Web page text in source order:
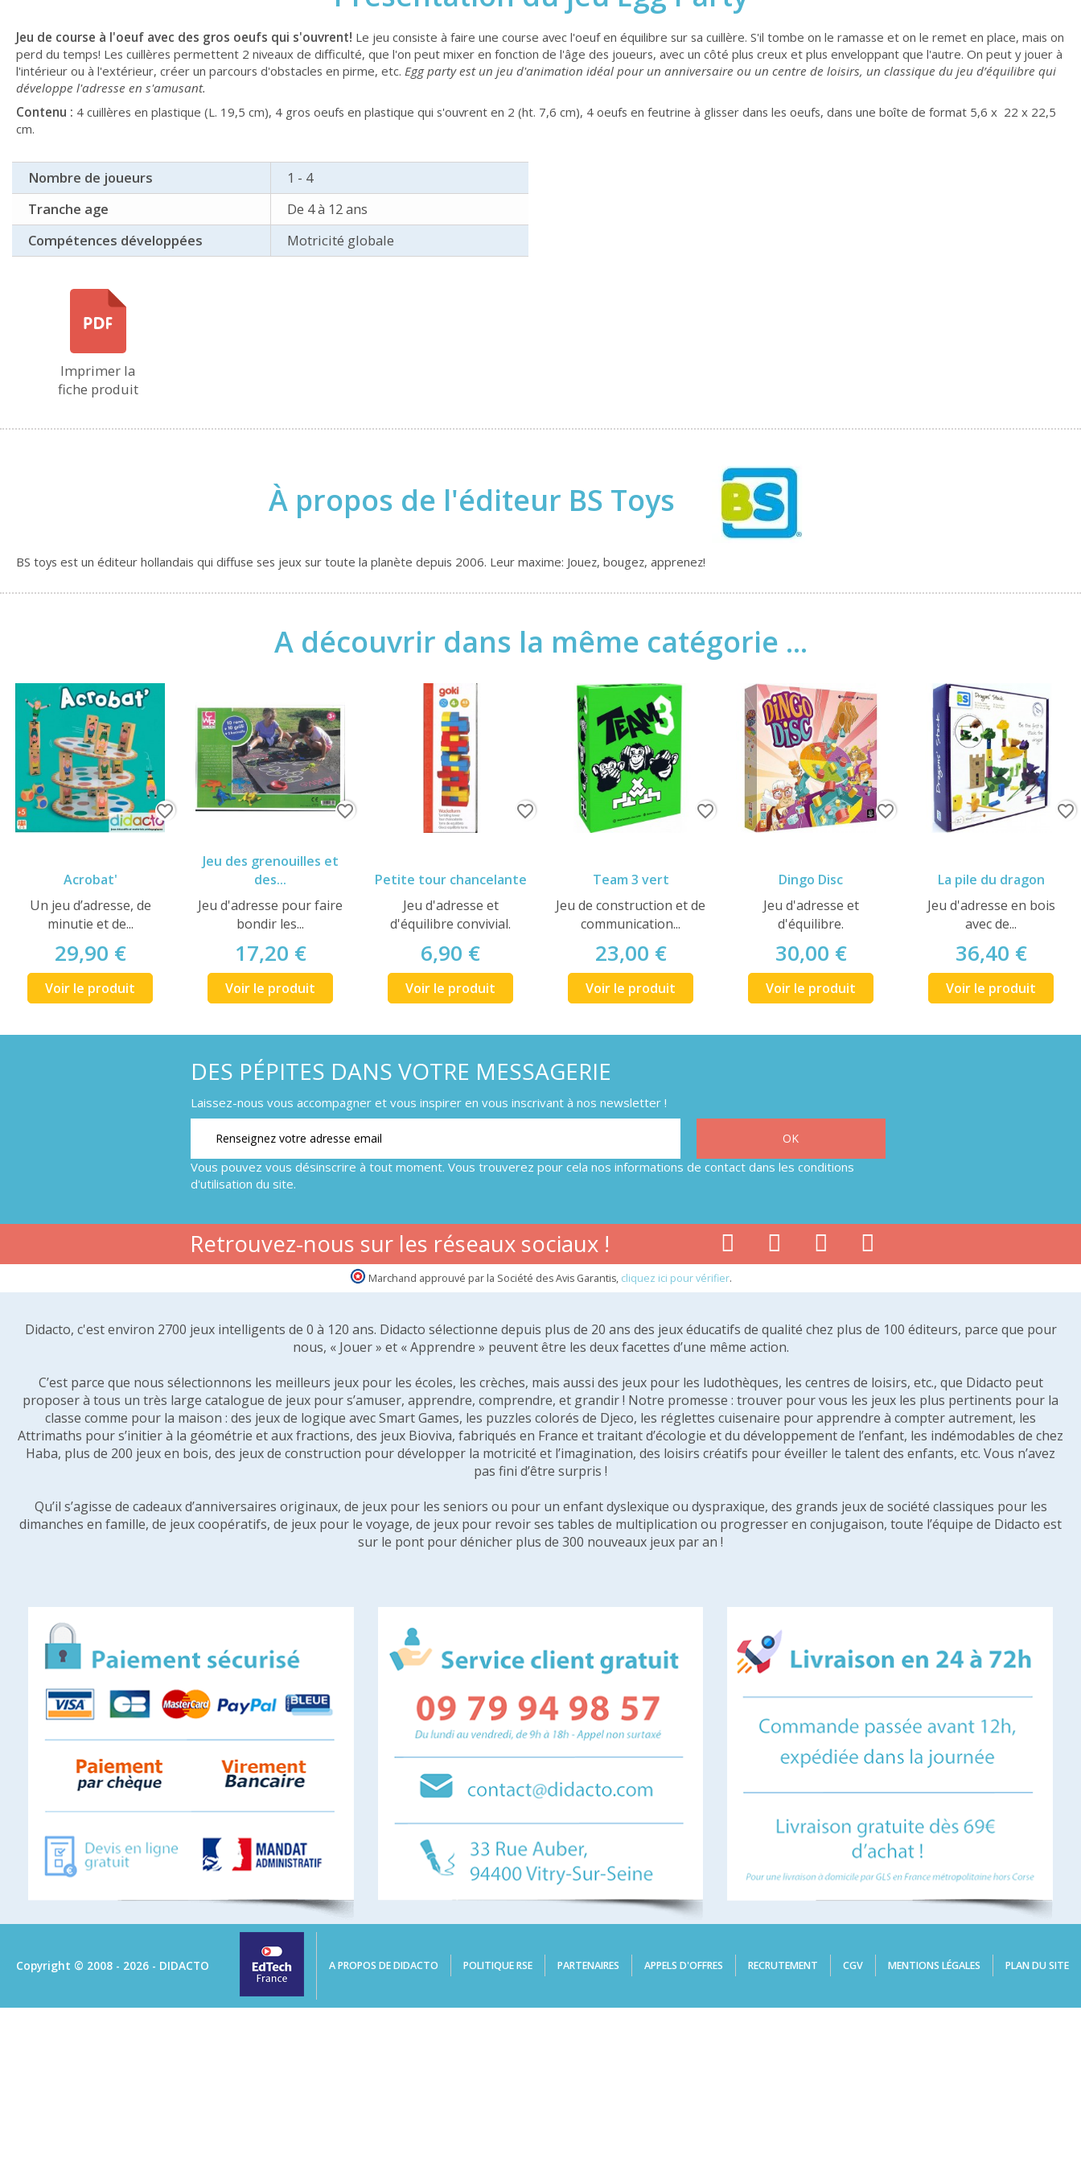
Jeu de course à l'oeuf avec des gros oeufs qui s'ouvrent! Le jeu consiste à faire une course avec l'oeuf en équilibre sur sa cuillère. S'il tombe on le ramasse et on le remet en place, mais on
perd du temps! Les cuillères permettent 2 niveaux de difficulté, que l'on peut mixer en fonction de l'âge des joueurs, avec un côté plus creux et plus enveloppant que l'autre. On peut y jouer à
l'intérieur ou à l'extérieur, créer un parcours d'obstacles en pirme, etc. Egg party est un jeu d'animation idéal pour un anniversaire ou un centre de loisirs, un classique du jeu d’équilibre qui
développe l'adresse en s'amusant.
Contenu : 4 cuillères en plastique (L. 19,5 cm), 4 gros oeufs en plastique qui s'ouvrent en 2 (ht. 7,6 cm), 4 oeufs en feutrine à glisser dans les oeufs, dans une boîte de format 5,6 x 22 x 22,5
cm.
Nombre de joueurs
1 - 4
Tranche age
De 4 à 12 ans
Compétences développées
Motricité globale
Imprimer la
fiche produit
À propos de l'éditeur BS Toys
BS toys est un éditeur hollandais qui diffuse ses jeux sur toute la planète depuis 2006. Leur maxime: Jouez, bougez, apprenez!
A découvrir dans la même catégorie ...
Acrobat'
Un jeu d’adresse, de
minutie et de...
29,90 €
Voir le produit
favorite_border
Jeu des grenouilles et
des...
Jeu d'adresse pour faire
bondir les...
17,20 €
Voir le produit
favorite_border
Petite tour chancelante
Jeu d'adresse et
d'équilibre convivial.
6,90 €
Voir le produit
favorite_border
Team 3 vert
Jeu de construction et de
communication...
23,00 €
Voir le produit
favorite_border
Dingo Disc
Jeu d'adresse et
d'équilibre.
30,00 €
Voir le produit
favorite_border
La pile du dragon
Jeu d'adresse en bois
avec de...
36,40 €
Voir le produit
favorite_border
DES PÉPITES DANS VOTRE MESSAGERIE
Laissez-nous vous accompagner et vous inspirer en vous inscrivant à nos newsletter !
Vous pouvez vous désinscrire à tout moment. Vous trouverez pour cela nos informations de contact dans les conditions
d'utilisation du site.
Retrouvez-nous sur les réseaux sociaux !
Marchand approuvé par la Société des Avis Garantis, cliquez ici pour vérifier.
Didacto, c'est environ 2700 jeux intelligents de 0 à 120 ans. Didacto sélectionne depuis plus de 20 ans des jeux éducatifs de qualité chez plus de 100 éditeurs, parce que pour
nous, « Jouer » et « Apprendre » peuvent être les deux facettes d’une même action.
C’est parce que nous sélectionnons les meilleurs jeux pour les écoles, les crèches, mais aussi des jeux pour les ludothèques, les centres de loisirs, etc., que Didacto peut
proposer à tous un très large catalogue de jeux pour s’amuser, apprendre, comprendre, et grandir ! Notre promesse : trouver pour vous les jeux les plus pertinents pour la
classe comme pour la maison : des jeux de logique avec Smart Games, les puzzles colorés de Djeco, les réglettes cuisenaire pour apprendre à compter autrement, les
Attrimaths pour s’initier à la géométrie et aux fractions, des jeux Bioviva, fabriqués en France et traitant d’écologie et du développement de l’enfant, les indémodables de chez
Haba, plus de 200 jeux en bois, des jeux de construction pour développer la motricité et l’imagination, des loisirs créatifs pour éveiller le talent des enfants, etc. Vous n’avez
pas fini d’être surpris !
Qu’il s’agisse de cadeaux d’anniversaires originaux, de jeux pour les seniors ou pour un enfant dyslexique ou dyspraxique, des grands jeux de société classiques pour les
dimanches en famille, de jeux coopératifs, de jeux pour le voyage, de jeux pour revoir ses tables de multiplication ou progresser en conjugaison, toute l’équipe de Didacto est
sur le pont pour dénicher plus de 300 nouveaux jeux par an !
Copyright © 2008 - 2026 - DIDACTO A PROPOS DE DIDACTO POLITIQUE RSE PARTENAIRES APPELS D'OFFRES RECRUTEMENT CGV MENTIONS LÉGALES PLAN DU SITE